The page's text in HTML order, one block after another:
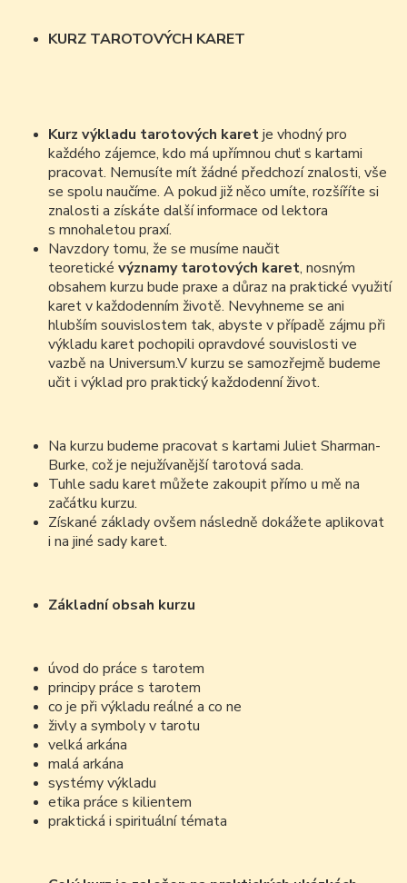
KURZ TAROTOVÝCH KARET
Kurz výkladu tarotových karetje vhodný pro
každého zájemce, kdo má upřímnou chuť s kartami
pracovat. Nemusíte mít žádné předchozí znalosti, vše
se spolu naučíme. A pokud již něco umíte, rozšíříte si
znalosti a získáte další informace od lektora
s mnohaletou praxí.
Navzdory tomu, že se musíme naučit
teoretickévýznamy tarotových karet, nosným
obsahem kurzu bude praxe a důraz na praktické využití
karet v každodenním životě. Nevyhneme se ani
hlubším souvislostem tak, abyste v případě zájmu při
výkladu karet pochopili opravdové souvislosti ve
vazbě na Universum.V kurzu se samozřejmě budeme
učit i výklad pro praktický každodenní život.
Na kurzu budeme pracovat s kartami Juliet Sharman-
Burke, což je nejužívanější tarotová sada.
Tuhle sadu karet můžete zakoupit přímo u mě na
začátku kurzu.
Získané základy ovšem následně dokážete aplikovat
i na jiné sady karet.
Základní obsah kurzu
úvod do práce s tarotem
principy práce s tarotem
co je při výkladu reálné a co ne
živly a symboly v tarotu
velká arkána
malá arkána
systémy výkladu
etika práce s kilientem
praktická i spirituální témata